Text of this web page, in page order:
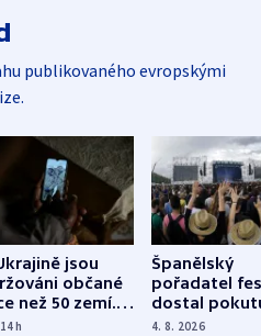
publikovaného evropskými
jsou
občané
než 50 zemí.
na straně
h
Španělský
pořadatel
dostal
nekalé
4. 8. 2026